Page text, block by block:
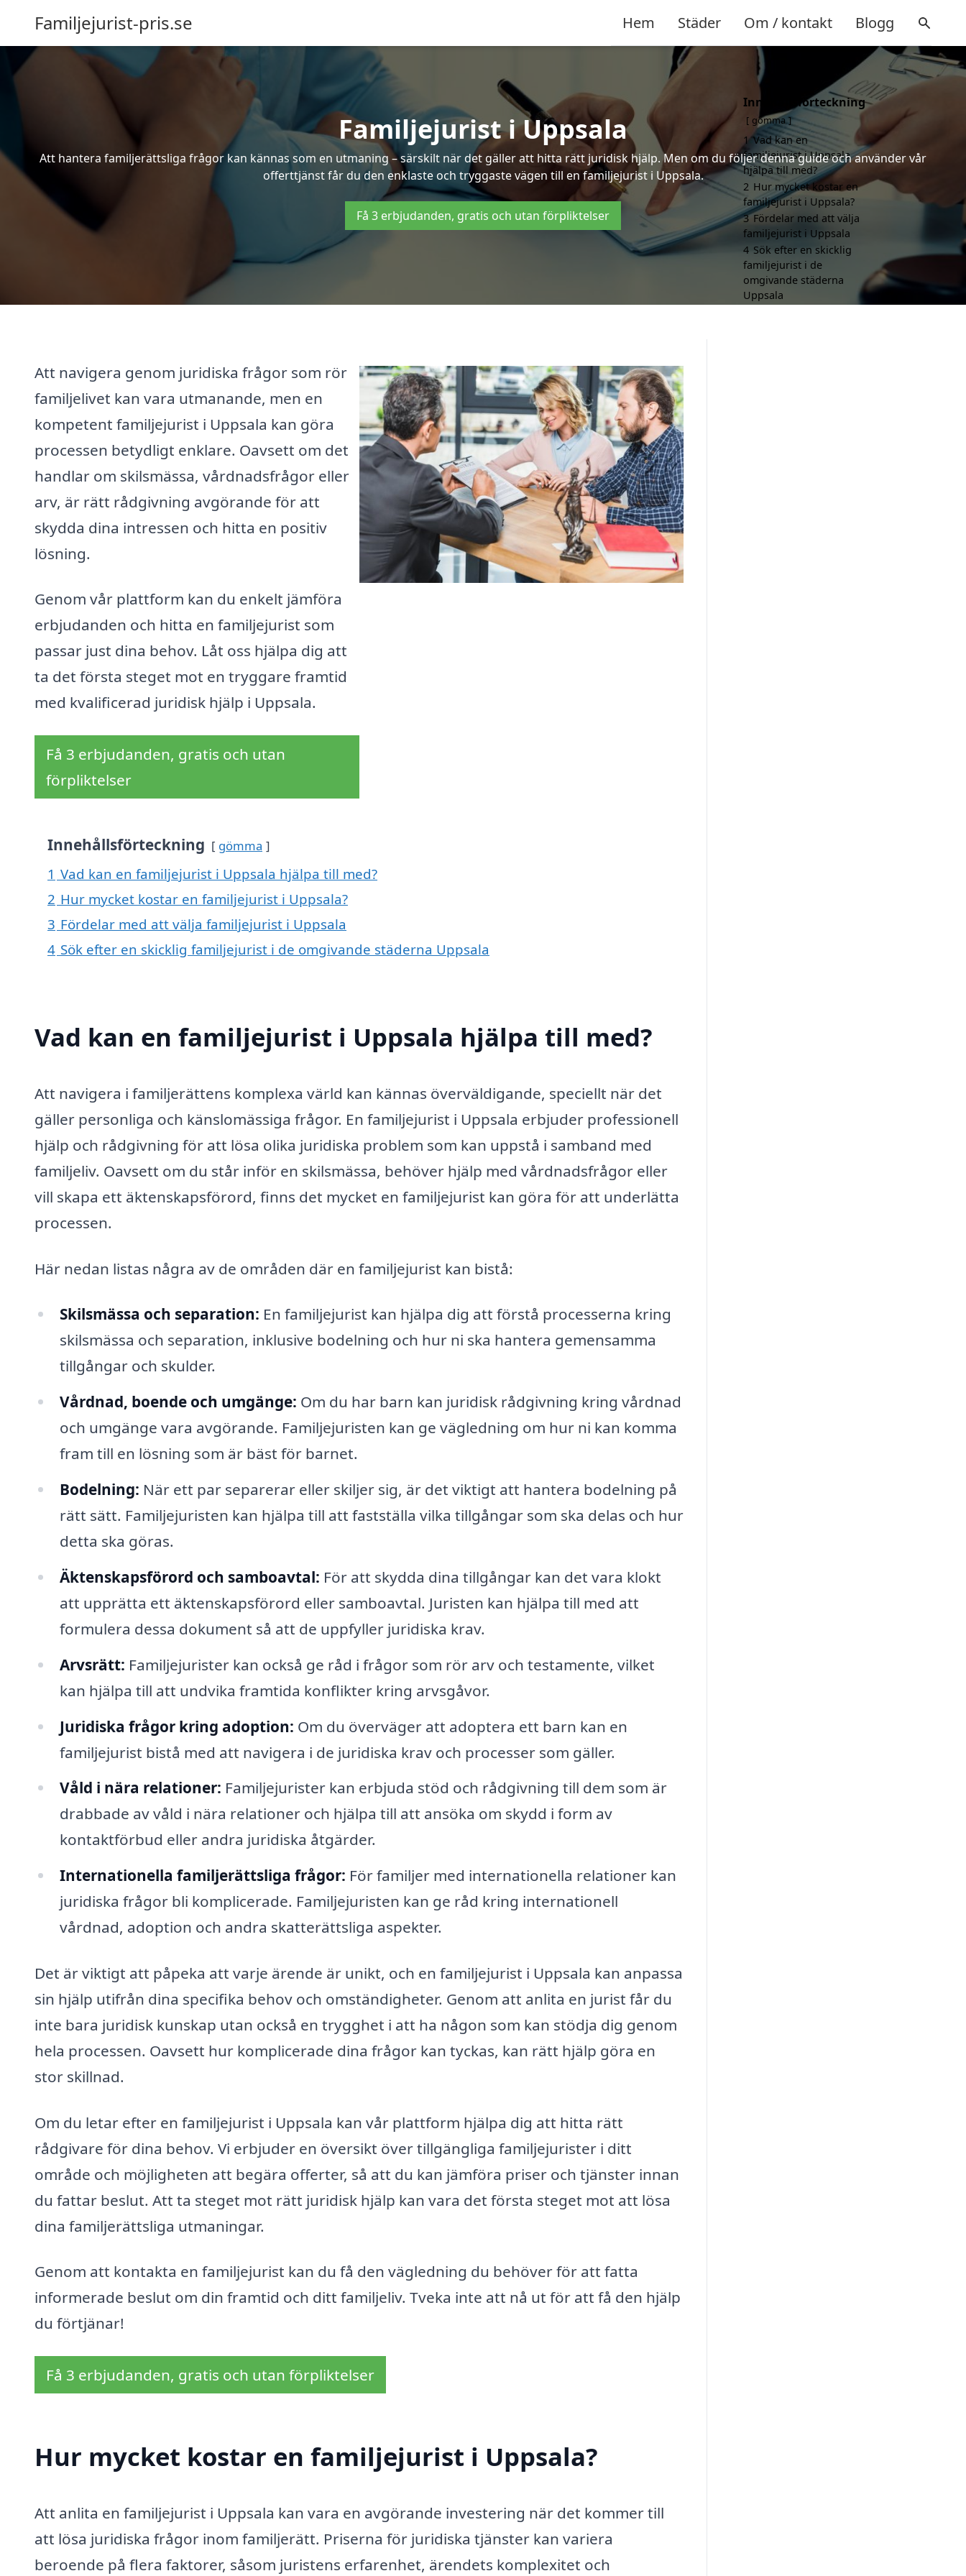
Familjejurist-pris.se Hem Städer Om / kontakt Blogg
Familjejurist i Uppsala
Att hantera familjerättsliga frågor kan kännas som en utmaning – särskilt när det gäller att hitta rätt juridisk hjälp. Men om du följer denna guide och använder vår
offerttjänst får du den enklaste och tryggaste vägen till en familjejurist i Uppsala.
Få 3 erbjudanden, gratis och utan förpliktelser
Att navigera genom juridiska frågor som rör
familjelivet kan vara utmanande, men en
kompetent familjejurist i Uppsala kan göra
processen betydligt enklare. Oavsett om det
handlar om skilsmässa, vårdnadsfrågor eller
arv, är rätt rådgivning avgörande för att
skydda dina intressen och hitta en positiv
lösning.
Genom vår plattform kan du enkelt jämföra
erbjudanden och hitta en familjejurist som
passar just dina behov. Låt oss hjälpa dig att
ta det första steget mot en tryggare framtid
med kvalificerad juridisk hjälp i Uppsala.
Få 3 erbjudanden, gratis och utan
förpliktelser
Innehållsförteckning gömma
1 Vad kan en familjejurist i Uppsala hjälpa till med?
2 Hur mycket kostar en familjejurist i Uppsala?
3 Fördelar med att välja familjejurist i Uppsala
4 Sök efter en skicklig familjejurist i de omgivande städerna Uppsala
Vad kan en familjejurist i Uppsala hjälpa till med?
Att navigera i familjerättens komplexa värld kan kännas överväldigande, speciellt när det
gäller personliga och känslomässiga frågor. En familjejurist i Uppsala erbjuder professionell
hjälp och rådgivning för att lösa olika juridiska problem som kan uppstå i samband med
familjeliv. Oavsett om du står inför en skilsmässa, behöver hjälp med vårdnadsfrågor eller
vill skapa ett äktenskapsförord, finns det mycket en familjejurist kan göra för att underlätta
processen.
Här nedan listas några av de områden där en familjejurist kan bistå:
Skilsmässa och separation: En familjejurist kan hjälpa dig att förstå processerna kring
skilsmässa och separation, inklusive bodelning och hur ni ska hantera gemensamma
tillgångar och skulder.
Vårdnad, boende och umgänge: Om du har barn kan juridisk rådgivning kring vårdnad
och umgänge vara avgörande. Familjejuristen kan ge vägledning om hur ni kan komma
fram till en lösning som är bäst för barnet.
Bodelning: När ett par separerar eller skiljer sig, är det viktigt att hantera bodelning på
rätt sätt. Familjejuristen kan hjälpa till att fastställa vilka tillgångar som ska delas och hur
detta ska göras.
Äktenskapsförord och samboavtal: För att skydda dina tillgångar kan det vara klokt
att upprätta ett äktenskapsförord eller samboavtal. Juristen kan hjälpa till med att
formulera dessa dokument så att de uppfyller juridiska krav.
Arvsrätt: Familjejurister kan också ge råd i frågor som rör arv och testamente, vilket
kan hjälpa till att undvika framtida konflikter kring arvsgåvor.
Juridiska frågor kring adoption: Om du överväger att adoptera ett barn kan en
familjejurist bistå med att navigera i de juridiska krav och processer som gäller.
Våld i nära relationer: Familjejurister kan erbjuda stöd och rådgivning till dem som är
drabbade av våld i nära relationer och hjälpa till att ansöka om skydd i form av
kontaktförbud eller andra juridiska åtgärder.
Internationella familjerättsliga frågor: För familjer med internationella relationer kan
juridiska frågor bli komplicerade. Familjejuristen kan ge råd kring internationell
vårdnad, adoption och andra skatterättsliga aspekter.
Det är viktigt att påpeka att varje ärende är unikt, och en familjejurist i Uppsala kan anpassa
sin hjälp utifrån dina specifika behov och omständigheter. Genom att anlita en jurist får du
inte bara juridisk kunskap utan också en trygghet i att ha någon som kan stödja dig genom
hela processen. Oavsett hur komplicerade dina frågor kan tyckas, kan rätt hjälp göra en
stor skillnad.
Om du letar efter en familjejurist i Uppsala kan vår plattform hjälpa dig att hitta rätt
rådgivare för dina behov. Vi erbjuder en översikt över tillgängliga familjejurister i ditt
område och möjligheten att begära offerter, så att du kan jämföra priser och tjänster innan
du fattar beslut. Att ta steget mot rätt juridisk hjälp kan vara det första steget mot att lösa
dina familjerättsliga utmaningar.
Genom att kontakta en familjejurist kan du få den vägledning du behöver för att fatta
informerade beslut om din framtid och ditt familjeliv. Tveka inte att nå ut för att få den hjälp
du förtjänar!
Få 3 erbjudanden, gratis och utan förpliktelser
Hur mycket kostar en familjejurist i Uppsala?
Att anlita en familjejurist i Uppsala kan vara en avgörande investering när det kommer till
att lösa juridiska frågor inom familjerätt. Priserna för juridiska tjänster kan variera
beroende på flera faktorer, såsom juristens erfarenhet, ärendets komplexitet och
Innehållsförteckning
gömma
1 Vad kan en
familjejurist i Uppsala
hjälpa till med?
2 Hur mycket kostar en
familjejurist i Uppsala?
3 Fördelar med att välja
familjejurist i Uppsala
4 Sök efter en skicklig
familjejurist i de
omgivande städerna
Uppsala